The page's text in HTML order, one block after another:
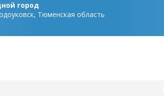
город
Тюменская область